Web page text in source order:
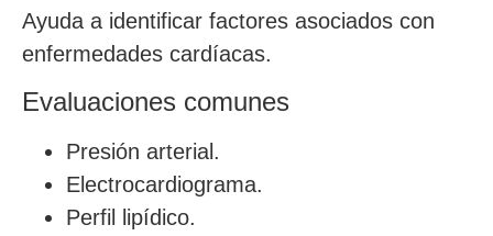
Ayuda a identificar factores asociados con
enfermedades cardíacas.
Evaluaciones comunes
Presión arterial.
Electrocardiograma.
Perfil lipídico.